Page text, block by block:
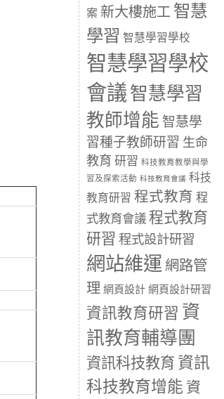
案 新大樓施工 智慧
學習 智慧學習學校
智慧學習學校
會議 智慧學習
教師增能 智慧學
習種子教師研習 生命
教育 研習 科技教育教學與學
習及探索活動 科技教育會議 科技
教育研習 程式教育 程
式教育會議 程式教育
研習 程式設計研習
網站維運 網路管
理 網頁設計 網頁設計研習
資訊教育研習 資
訊教育輔導團
資訊科技教育 資訊
科技教育增能 資